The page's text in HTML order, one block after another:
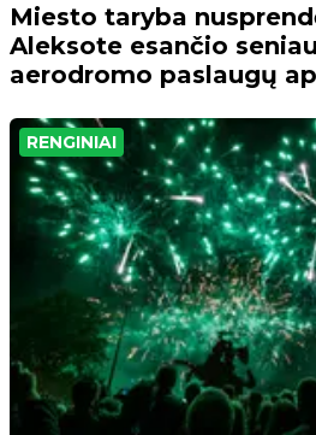
Miesto taryba
Aleksote esančio
aerodromo paslaugų
RENGINIAI